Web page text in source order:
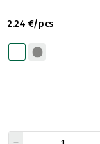
2.24 €/pcs